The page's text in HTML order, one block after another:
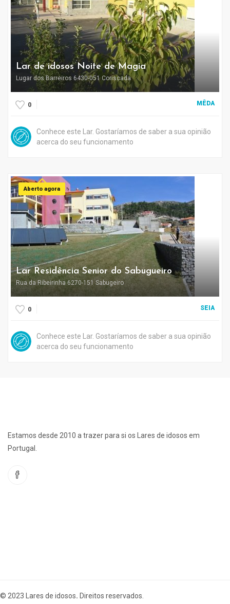
Lar de idosos Noite de Magia
Lugar dos Barreiros 6430-051 Coriscada
0 MÊDA
Conhece este Lar. Gostaríamos de saber a sua opinião
acerca do seu funcionamento
Aberto agora
Lar Residência Senior do Sabugueiro
Rua da Ribeirinha 6270-151 Sabugeiro
0 SEIA
Conhece este Lar. Gostaríamos de saber a sua opinião
acerca do seu funcionamento
Estamos desde 2010 a trazer para si os Lares de idosos em
Portugal.
© 2023 Lares de idosos. Direitos reservados.